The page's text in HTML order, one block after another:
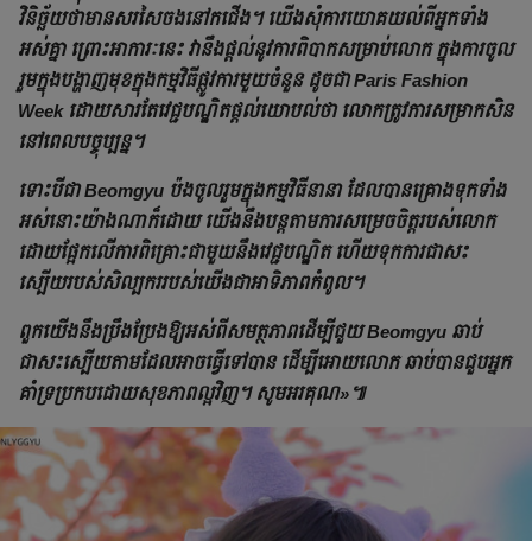
វិនិច្ឆ័យថាមានសរសៃចងនៅកជើង។ យើងសុំការយោគយល់ពីអ្នកទាំង
អស់គ្នា ព្រោះអាការៈនេះ វានឹងផ្ដល់នូវការពិបាកសម្រាប់លោក ក្នុងការចូល
រួមក្នុងបង្ហាញមុខក្នុងកម្មវិធីផ្លូវការមួយចំនួន ដូចជា Paris Fashion
Week ដោយសារតែវេជ្ជបណ្ឌិតផ្ដល់យោបល់ថា លោកត្រូវការសម្រាកសិន
នៅពេលបច្ចុប្បន្ន។
ទោះបីជា Beomgyu ប៉ងចូលរួមក្នុងកម្មវិធីនានា ដែលបានគ្រោងទុកទាំង
អស់នោះយ៉ាងណាក៏ដោយ យើងនឹងបន្តតាមការសម្រេចចិត្តរបស់លោក
ដោយផ្អែកលើការពិគ្រោះជាមួយនឹងវេជ្ជបណ្ឌិត ហើយទុកការជាសះ
ស្បើយរបស់សិល្បកររបស់យើងជាអាទិភាពកំពូល។
ពួកយើងនឹងប្រឹងប្រែងឱ្យអស់ពីសមត្ថភាពដើម្បីជួយ Beomgyu ឆាប់
ជាសះស្បើយតាមដែលអាចធ្វើទៅបាន ដើម្បីអោយលោក ឆាប់បានជួបអ្នក
គាំទ្រប្រកបដោយសុខភាពល្អវិញ។ សូមអរគុណ»៕